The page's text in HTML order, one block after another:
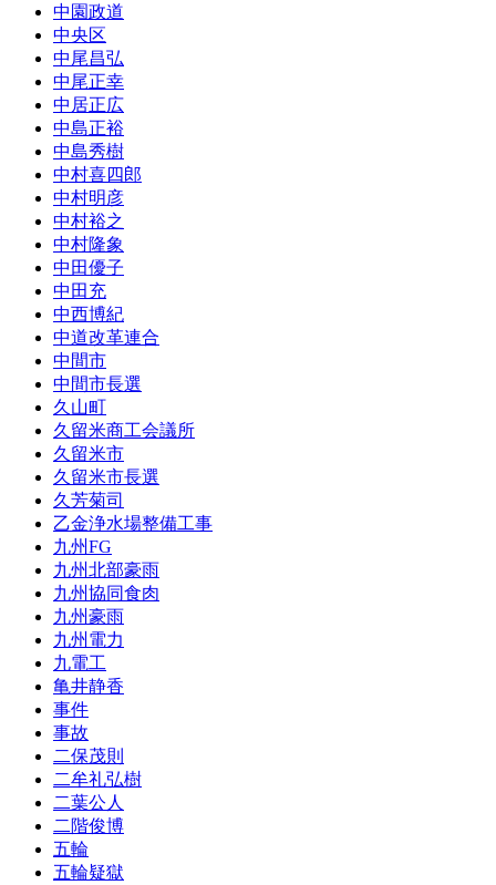
中園政道
中央区
中尾昌弘
中尾正幸
中居正広
中島正裕
中島秀樹
中村喜四郎
中村明彦
中村裕之
中村隆象
中田優子
中田充
中西博紀
中道改革連合
中間市
中間市長選
久山町
久留米商工会議所
久留米市
久留米市長選
久芳菊司
乙金浄水場整備工事
九州FG
九州北部豪雨
九州協同食肉
九州豪雨
九州電力
九電工
亀井静香
事件
事故
二保茂則
二牟礼弘樹
二葉公人
二階俊博
五輪
五輪疑獄